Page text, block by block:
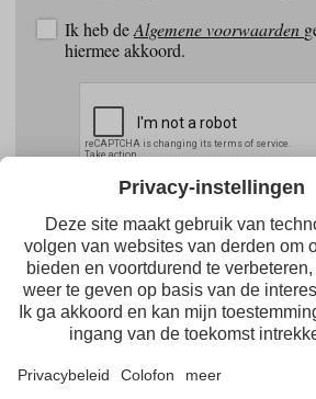
Ik heb deAlgemene voorwaarden
hiermee akkoord.
Maria-Theresien-Straße 55 ·
FacebookYoutube